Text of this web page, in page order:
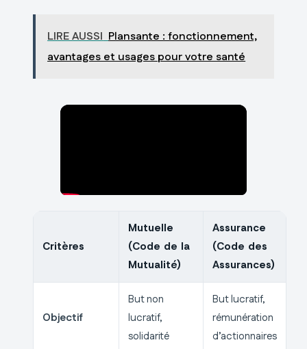
LIRE AUSSI Plansante : fonctionnement,
avantages et usages pour votre santé
Critères
Mutuelle
(Code de la
Mutualité)
Assurance
(Code des
Assurances)
Objectif
But non
lucratif,
solidarité
But lucratif,
rémunération
d’actionnaires